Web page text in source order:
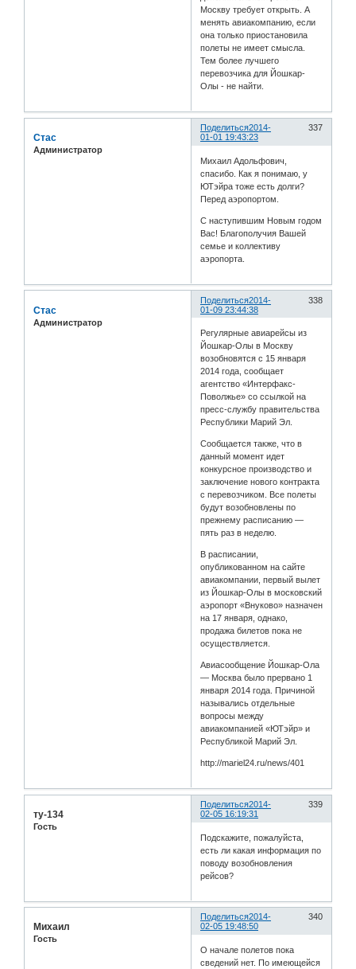
Москву требует открыть. А
менять авиакомпанию, если
она только приостановила
полеты не имеет смысла.
Тем более лучшего
перевозчика для Йошкар-
Олы - не найти.
Поделиться 337
2014-
01-01 19:43:23
Стас
Администратор
Михаил Адольфович,
спасибо. Как я понимаю, у
ЮТэйра тоже есть долги?
Перед аэропортом.
С наступившим Новым годом
Вас! Благополучия Вашей
семье и коллективу
аэропорта.
Поделиться 338
2014-
01-09 23:44:38
Стас
Администратор
Регулярные авиарейсы из
Йошкар-Олы в Москву
возобновятся с 15 января
2014 года, сообщает
агентство «Интерфакс-
Поволжье» со ссылкой на
пресс-службу правительства
Республики Марий Эл.
Сообщается также, что в
данный момент идет
конкурсное производство и
заключение нового контракта
с перевозчиком. Все полеты
будут возобновлены по
прежнему расписанию —
пять раз в неделю.
В расписании,
опубликованном на сайте
авиакомпании, первый вылет
из Йошкар-Олы в московский
аэропорт «Внуково» назначен
на 17 января, однако,
продажа билетов пока не
осуществляется.
Авиасообщение Йошкар-Ола
— Москва было прервано 1
января 2014 года. Причиной
назывались отдельные
вопросы между
авиакомпанией «ЮТэйр» и
Республикой Марий Эл.
http://mariel24.ru/news/401
Поделиться 339
2014-
02-05 16:19:31
ту-134
Гость
Подскажите, пожалуйста,
есть ли какая информация по
поводу возобновления
рейсов?
Поделиться 340
2014-
02-05 19:48:50
Михаил
Гость
О начале полетов пока
сведений нет. По имеющейся